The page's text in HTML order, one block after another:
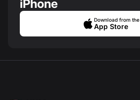
iPhone
Download from the
App Store